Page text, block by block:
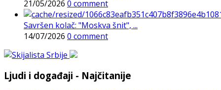
21/05/2026 0 comment
Savršen kolač: "Moskva šnit", ...
14/07/2026 0 comment
Ljudi i događaji - Najčitanije